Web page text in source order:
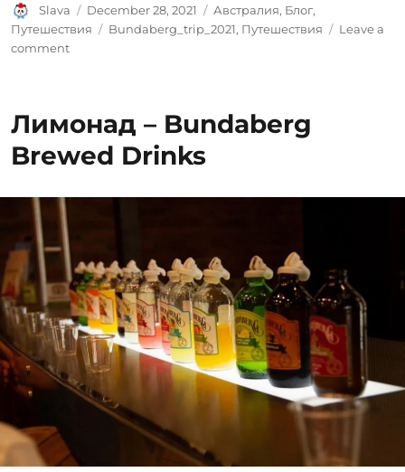
Author
Slava
Posted
on
December 28, 2021 Categories
Австралия, Блог,
Путешествия
Tags
Bundaberg_trip_2021, Путешествия
Leave a
commenton
Лимонад – Bundaberg
Brewed Drinks